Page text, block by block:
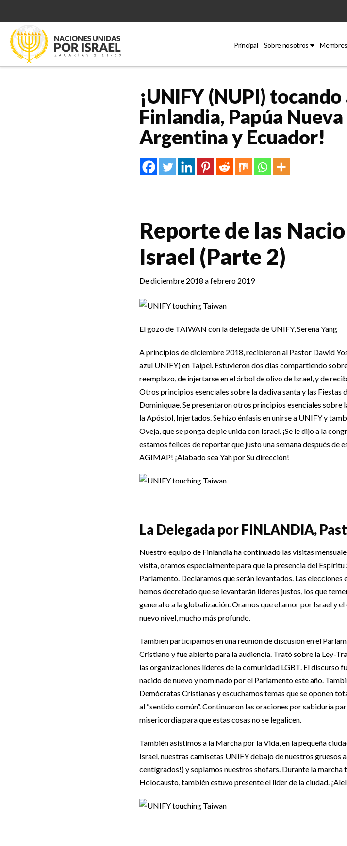
Principal Sobre nosotros
¡UNIFY (NUPI) tocando
Finlandia, Papúa
Argentina y Ecuador!
Reporte de las
Israel (Parte 2)
De diciembre 2018 a febrero 2019
El gozo de TAIWAN con la delegada de UNIFY, Serena Yang
A principios de diciembre 2018, recibieron al Pastor Dawid
azul UNIFY) en Taipei. Estuvieron dos días compartiendo
reemplazo, de injertarse en el árbol de olivo de Israel, y de
Otros principios esenciales sobre la dadiva santa y las
Dominiquae. Se presentaron otros principios esenciales
la Apóstol, Injertados. Se hizo énfasis en unirse a UNIFY y
Oveja, que se ponga de pie unida con Israel. ¡Se le dijo a la
estamos felices de reportar que justo una semana después de
AGIMAP! ¡Alabado sea Yah por Su dirección!
La Delegada por FINLANDIA,
Nuestro equipo de Finlandia ha continuado las visitas
visita, oramos especialmente para que la presencia del
Parlamento. Declaramos que serán levantados. Las elecciones
hemos decretado que se levantarán lideres justos, los que
general o a la globalización. Oramos que el amor por Israel y
nuevo nivel, mucho más profundo.
También participamos en una reunión de discusión en el
Cristiano y fue abierto para la audiencia. Trató sobre la Ley-
las organizaciones líderes de la comunidad LGBT. El
nacido de nuevo y nominado por el Parlamento este año.
Demócratas Cristianas y escuchamos temas que se oponen
al “sentido común”. Continuaron las oraciones por sabiduría
misericordia para que estas cosas no se legalicen.
También asistimos a la Marcha por la Vida, en la pequeña
Israel, nuestras camisetas UNIFY debajo de nuestros gruesos
centígrados!) y soplamos nuestros shofars. Durante la
Holocausto, también estuvo presente el líder de la ciudad.